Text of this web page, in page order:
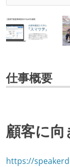
仕事概要
顧客に
https://